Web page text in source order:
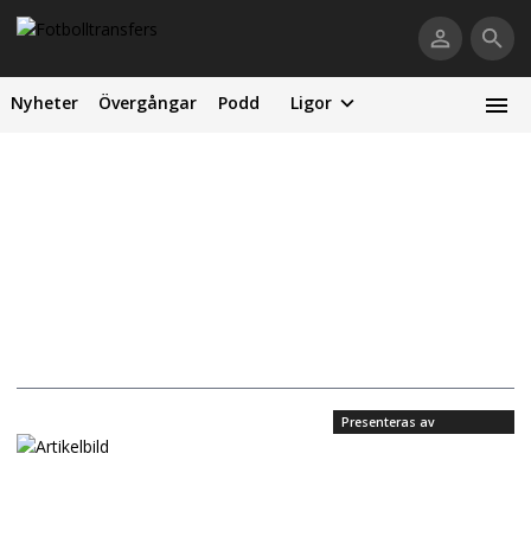
Nyheter Övergångar Podd Ligor
Presenteras av